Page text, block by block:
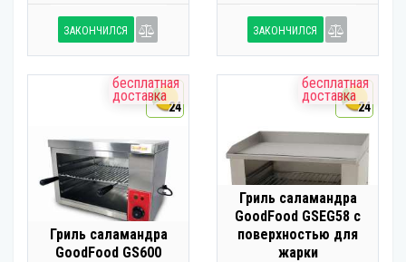
ЗАКОНЧИЛСЯ ЗАКОНЧИЛСЯ
бесплатная
доставка
24
Гриль саламандра
GoodFood GS600
бесплатная
доставка
24
Гриль саламандра
GoodFood GSEG58 с
поверхностью для
жарки